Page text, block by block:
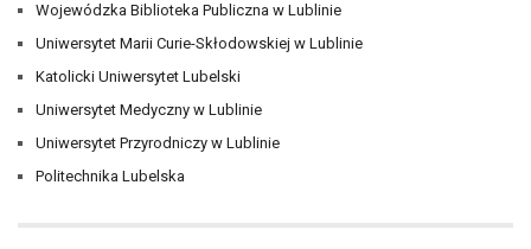
Wojewódzka Biblioteka Publiczna w Lublinie
Uniwersytet Marii Curie-Skłodowskiej w Lublinie
Katolicki Uniwersytet Lubelski
Uniwersytet Medyczny w Lublinie
Uniwersytet Przyrodniczy w Lublinie
Politechnika Lubelska